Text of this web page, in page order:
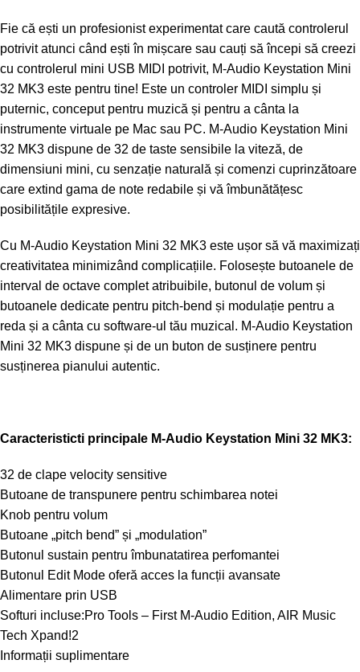
Fie că ești un profesionist experimentat care caută controlerul
potrivit atunci când ești în mișcare sau cauți să începi să creezi
cu controlerul mini USB MIDI potrivit, M-Audio Keystation Mini
32 MK3 este pentru tine! Este un controler MIDI simplu și
puternic, conceput pentru muzică și pentru a cânta la
instrumente virtuale pe Mac sau PC. M-Audio Keystation Mini
32 MK3 dispune de 32 de taste sensibile la viteză, de
dimensiuni mini, cu senzație naturală și comenzi cuprinzătoare
care extind gama de note redabile și vă îmbunătățesc
posibilitățile expresive.
Cu M-Audio Keystation Mini 32 MK3 este ușor să vă maximizați
creativitatea minimizând complicațiile. Folosește butoanele de
interval de octave complet atribuibile, butonul de volum și
butoanele dedicate pentru pitch-bend și modulație pentru a
reda și a cânta cu software-ul tău muzical. M-Audio Keystation
Mini 32 MK3 dispune și de un buton de susținere pentru
susținerea pianului autentic.
Caracteristicti principale M-Audio Keystation Mini 32 MK3:
32 de clape velocity sensitive
Butoane de transpunere pentru schimbarea notei
Knob pentru volum
Butoane „pitch bend” și „modulation”
Butonul sustain pentru îmbunatatirea perfomantei
Butonul Edit Mode oferă acces la funcții avansate
Alimentare prin USB
Softuri incluse:Pro Tools – First M-Audio Edition, AIR Music
Tech Xpand!2
Informații suplimentare